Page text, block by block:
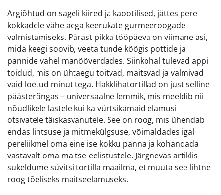
Argiõhtud on sageli kiired ja kaootilised, jättes pere
kokkadele vähe aega keerukate gurmeeroogade
valmistamiseks. Pärast pikka tööpäeva on viimane asi,
mida keegi soovib, veeta tunde köögis pottide ja
pannide vahel manööverdades. Siinkohal tulevad appi
toidud, mis on ühtaegu toitvad, maitsvad ja valmivad
vaid loetud minutitega. Hakklihatortillad on just selline
päästerõngas – universaalne lemmik, mis meeldib nii
nõudlikele lastele kui ka vürtsikamaid elamusi
otsivatele täiskasvanutele. See on roog, mis ühendab
endas lihtsuse ja mitmekülgsuse, võimaldades igal
pereliikmel oma eine ise kokku panna ja kohandada
vastavalt oma maitse-eelistustele. Järgnevas artiklis
sukeldume süvitsi tortilla maailma, et muuta see lihtne
roog tõeliseks maitseelamuseks.